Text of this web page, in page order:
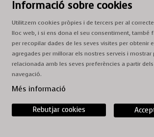
: de dilluns a dissabte, de 9
Adreça: c. del Prat, 16, 17430 Santa Coloma de Farners
A/e:cultura@scf.cat
Sitemap
Informació sobre cookies
Utilitzem cookies pròpies i de tercers per al
lloc web, i si ens dona el seu consentiment, també
per recopilar dades de les seves visites per obtenir
agregades per millorar els nostres serveis i mostrar
relacionada amb les seves preferències a partir
navegació.
Més informació
Rebutjar cookies